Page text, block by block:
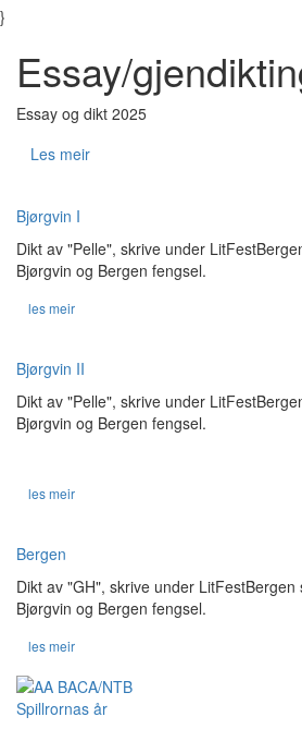
}
Essay/
Essay og dikt 2025
Les meir
Bjørgvin I
Dikt av "Pelle", skrive under
Bjørgvin og Bergen fengsel.
les meir
Bjørgvin II
Dikt av "Pelle", skrive under
Bjørgvin og Bergen fengsel.
les meir
Bergen
Dikt av "GH", skrive under
Bjørgvin og Bergen fengsel.
les meir
Spillrornas år